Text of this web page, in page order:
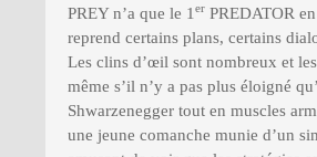
PREY n’a que le 1 er PREDATOR
reprend certains plans, certains
Les clins d’œil sont nombreux et
même s’il n’y a pas plus éloigné
Shwarzenegger tout en muscles
une jeune comanche munie d’un